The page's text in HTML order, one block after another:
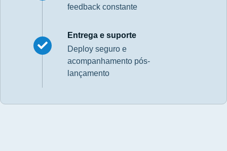
feedback constante
Entrega e suporte
Deploy seguro e
acompanhamento pós-
lançamento